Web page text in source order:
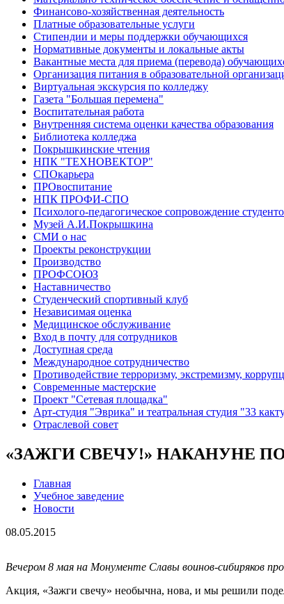
Финансово-хозяйственная деятельность
Платные образовательные услуги
Стипендии и меры поддержки обучающихся
Нормативные документы и локальные акты
Вакантные места для приема (перевода)
Организация питания в образовательной
Виртуальная экскурсия по колледжу
Газета "Большая перемена"
Воспитательная работа
Внутренняя система оценки качества образования
Библиотека колледжа
Покрышкинские чтения
НПК "ТЕХНОВЕКТОР"
СПОкарьера
ПРОвоспитание
НПК ПРОФИ-СПО
Психолого-педагогическое сопровождение
Музей А.И.Покрышкина
СМИ о нас
Проекты реконструкции
Производство
ПРОФСОЮЗ
Наставничество
Студенческий спортивный клуб
Независимая оценка
Медицинское обслуживание
Вход в почту для сотрудников
Доступная среда
Международное сотрудничество
Противодействие терроризму, экстремизму,
Современные мастерские
Проект "Сетевая площадка"
Арт-студия "Эврика" и театральная студия "33
Отраслевой совет
«ЗАЖГИ СВЕЧУ!» НАКАНУНЕ
Главная
Учебное заведение
Новости
08.05.2015
Вечером 8 мая на Монументе Славы воинов-сибиряков
Акция, «Зажги свечу» необычна, нова, и мы решили